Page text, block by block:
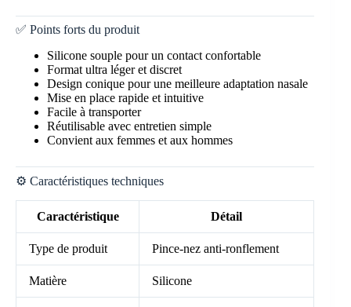
✅ Points forts du produit
Silicone souple pour un contact confortable
Format ultra léger et discret
Design conique pour une meilleure adaptation nasale
Mise en place rapide et intuitive
Facile à transporter
Réutilisable avec entretien simple
Convient aux femmes et aux hommes
⚙️ Caractéristiques techniques
Caractéristique Détail
Type de produit Pince-nez anti-ronflement
Matière Silicone